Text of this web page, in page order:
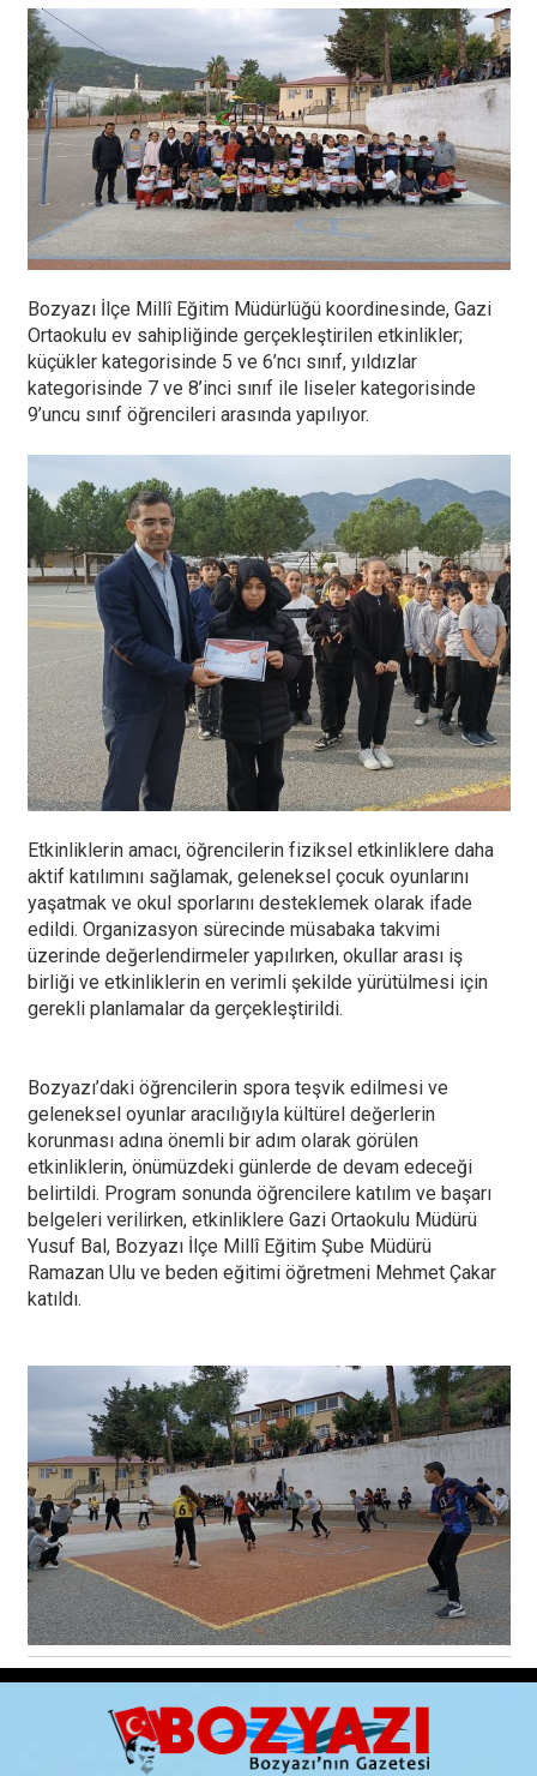
Bozyazı İlçe Millî Eğitim Müdürlüğü koordinesinde, Gazi
Ortaokulu ev sahipliğinde gerçekleştirilen etkinlikler;
küçükler kategorisinde 5 ve 6’ncı sınıf, yıldızlar
kategorisinde 7 ve 8’inci sınıf ile liseler kategorisinde
9’uncu sınıf öğrencileri arasında yapılıyor.
Etkinliklerin amacı, öğrencilerin fiziksel etkinliklere daha
aktif katılımını sağlamak, geleneksel çocuk oyunlarını
yaşatmak ve okul sporlarını desteklemek olarak ifade
edildi. Organizasyon sürecinde müsabaka takvimi
üzerinde değerlendirmeler yapılırken, okullar arası iş
birliği ve etkinliklerin en verimli şekilde yürütülmesi için
gerekli planlamalar da gerçekleştirildi.
Bozyazı’daki öğrencilerin spora teşvik edilmesi ve
geleneksel oyunlar aracılığıyla kültürel değerlerin
korunması adına önemli bir adım olarak görülen
etkinliklerin, önümüzdeki günlerde de devam edeceği
belirtildi. Program sonunda öğrencilere katılım ve başarı
belgeleri verilirken, etkinliklere Gazi Ortaokulu Müdürü
Yusuf Bal, Bozyazı İlçe Millî Eğitim Şube Müdürü
Ramazan Ulu ve beden eğitimi öğretmeni Mehmet Çakar
katıldı.